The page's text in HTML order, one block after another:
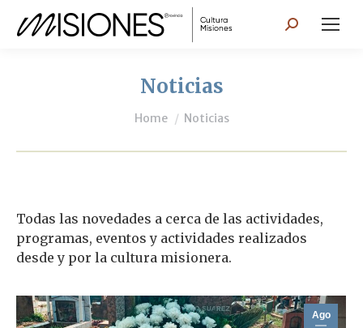
Search:
Noticias
You are here:
Home Noticias
Todas las novedades a cerca de las actividades,
programas, eventos y actividades realizados
desde y por la cultura misionera.
Ago